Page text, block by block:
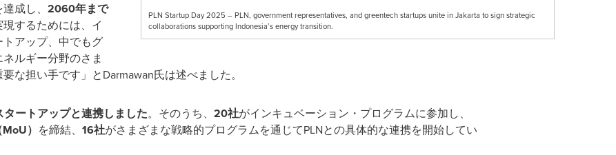
PLN Startup Day 2025 – PLN, government representatives, and greentech startups unite in Jakarta to sign strategic
collaborations supporting Indonesia’s energy transition.
成し、 2060年まで
するためには、イ
アップ、中でもグ
ルギー分野のさま
な担い手です」とDarmawan氏は述べました。
ートアップと連携しました。そのうち、 20社がインキュベーション・プログラムに参加し、
MoU） を締結、 16社がさまざまな戦略的プログラムを通じてPLNとの具体的な連携を開始してい